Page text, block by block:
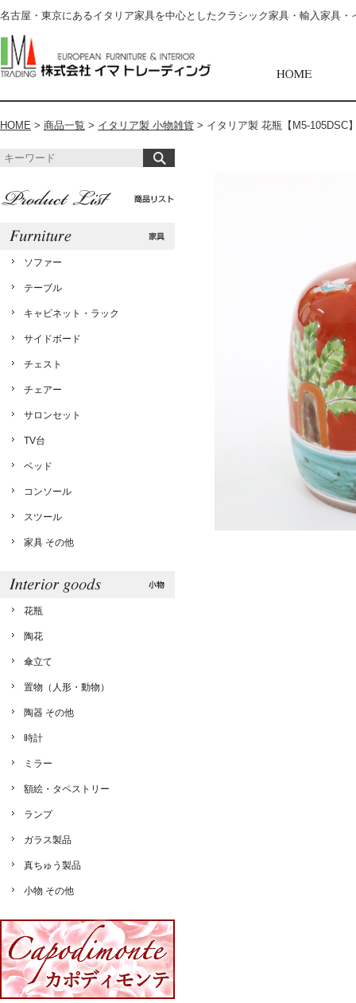
名古屋・東京にあるイタリア家具を中心としたクラシック家具・輸入家具
HOME > 商品一覧 > イタリア製 小物雑貨 > イタリア製 花瓶【M5-105DSC
ソファー
テーブル
キャビネット・ラック
サイドボード
チェスト
チェアー
サロンセット
TV台
ベッド
コンソール
スツール
家具 その他
花瓶
陶花
傘立て
置物（人形・動物）
陶器 その他
時計
ミラー
額絵・タペストリー
ランプ
ガラス製品
真ちゅう製品
小物 その他